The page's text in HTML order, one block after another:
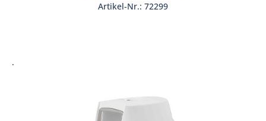
Artikel-Nr.: 72299
.